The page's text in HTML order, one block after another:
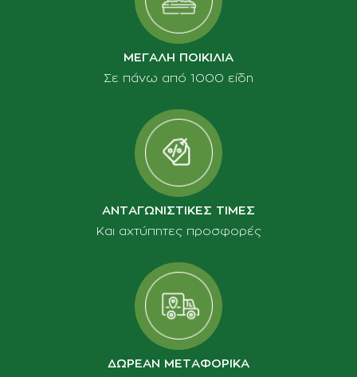
ΜΕΓΑΛΗ ΠΟΙΚΙΛΙΑ
Σε πάνω από 1000 είδη
ΑΝΤΑΓΩΝΙΣΤΙΚΕΣ ΤΙΜΕΣ
Και αχτύπητες προσφορές
ΔΩΡΕΑΝ ΜΕΤΑΦΟΡΙΚΑ